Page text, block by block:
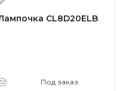
CL8D20ELB
Под заказ